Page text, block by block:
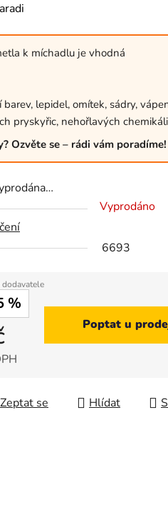
k míchadlu je vhodná
barev, lepidel, omítek, sádry,
pryskyřic, nehořlavých
Ozvěte se – rádi vám
Vyprodáno
6693
%
Poptat u
Zeptat se Hlídat